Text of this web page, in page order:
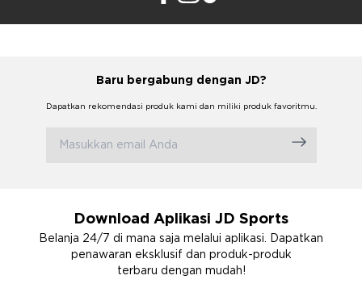
Baru bergabung dengan JD?
Dapatkan rekomendasi produk kami dan miliki produk favoritmu.
Download Aplikasi JD Sports
Belanja 24/7 di mana saja melalui aplikasi. Dapatkan
penawaran eksklusif dan produk-produk
terbaru dengan mudah!